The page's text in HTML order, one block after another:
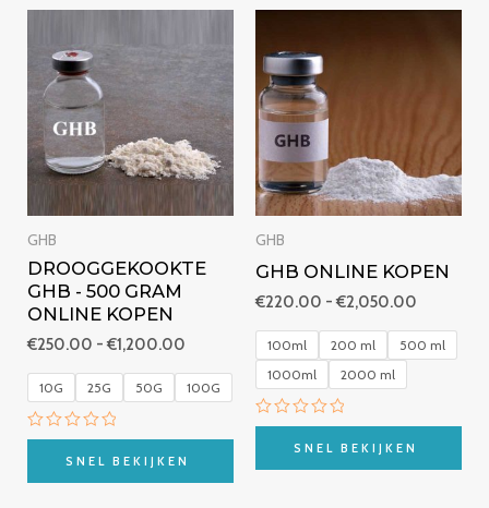
GHB
DROOGGEKOOKTE
GHB - 500 GRAM
ONLINE KOPEN
€250.00 - €1,200.00
tot
€1,200.00
10G 25G 50G 100G
Beoordeeld
van
SNEL BEKIJKEN
GHB
GHB ONLINE KOPEN
€220.00 - €2,050.00
100ml 200 ml
500 ml
1000ml
2000 ml
Beoordeeld
van
SNEL BEKIJKEN